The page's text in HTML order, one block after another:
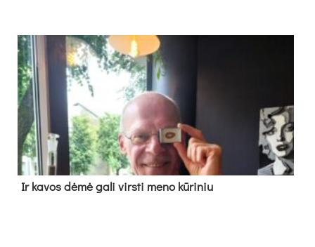
Ir ka­vos dė­mė ga­li virs­ti me­no kū­ri­niu